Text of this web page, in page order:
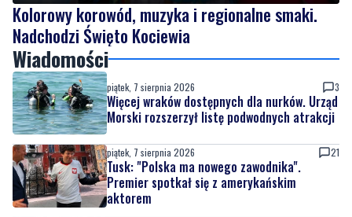
Kolorowy korowód, muzyka i regionalne smaki.
Nadchodzi Święto Kociewia
Wiadomości
piątek, 7 sierpnia 2026 3
Więcej wraków dostępnych dla nurków. Urząd
Morski rozszerzył listę podwodnych atrakcji
piątek, 7 sierpnia 2026 21
Tusk: "Polska ma nowego zawodnika".
Premier spotkał się z amerykańskim
aktorem